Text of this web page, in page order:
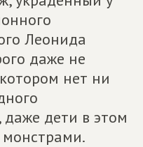
Леонида
даже не
нет ни
даже дети в этом